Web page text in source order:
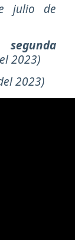
julio de
2023)
2023)